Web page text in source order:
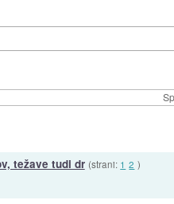
težave tudi dr (strani: 1 2 )